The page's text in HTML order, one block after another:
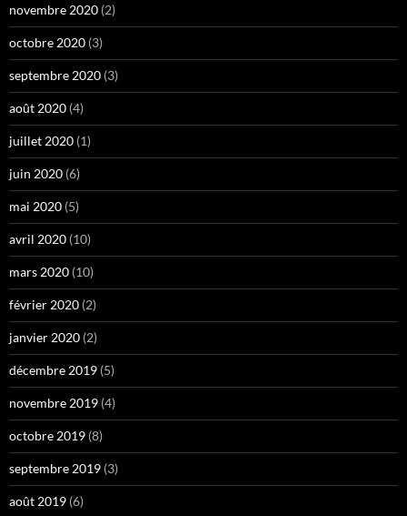
novembre 2020 (2)
octobre 2020 (3)
septembre 2020 (3)
août 2020 (4)
juillet 2020 (1)
juin 2020 (6)
mai 2020 (5)
avril 2020 (10)
mars 2020 (10)
février 2020 (2)
janvier 2020 (2)
décembre 2019 (5)
novembre 2019 (4)
octobre 2019 (8)
septembre 2019 (3)
août 2019 (6)